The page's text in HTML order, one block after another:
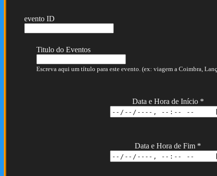
evento ID
Titulo do Eventos
Escreva aqui um título para este evento. (ex: viagem a Coimbra,
Data e Hora de Início *
Data e Hora de Fim *